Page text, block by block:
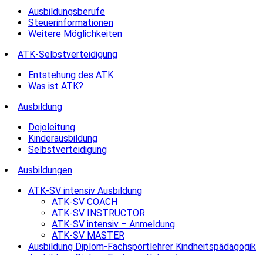
Ausbildungsberufe
Steuerinformationen
Weitere Möglichkeiten
ATK-Selbstverteidigung
Entstehung des ATK
Was ist ATK?
Ausbildung
Dojoleitung
Kinderausbildung
Selbstverteidigung
Ausbildungen
ATK-SV intensiv Ausbildung
ATK-SV COACH
ATK-SV INSTRUCTOR
ATK-SV intensiv – Anmeldung
ATK-SV MASTER
Ausbildung Diplom-Fachsportlehrer Kindheitspädagogik